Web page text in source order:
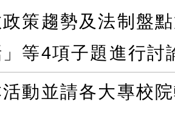
策趨勢及法制盤
等4項子題進行討
動並請各大專校